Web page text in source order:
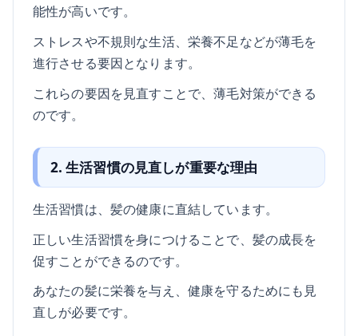
能性が高いです。
ストレスや不規則な生活、栄養不足などが薄毛を
進行させる要因となります。
これらの要因を見直すことで、薄毛対策ができる
のです。
2. 生活習慣の見直しが重要な理由
生活習慣は、髪の健康に直結しています。
正しい生活習慣を身につけることで、髪の成長を
促すことができるのです。
あなたの髪に栄養を与え、健康を守るためにも見
直しが必要です。